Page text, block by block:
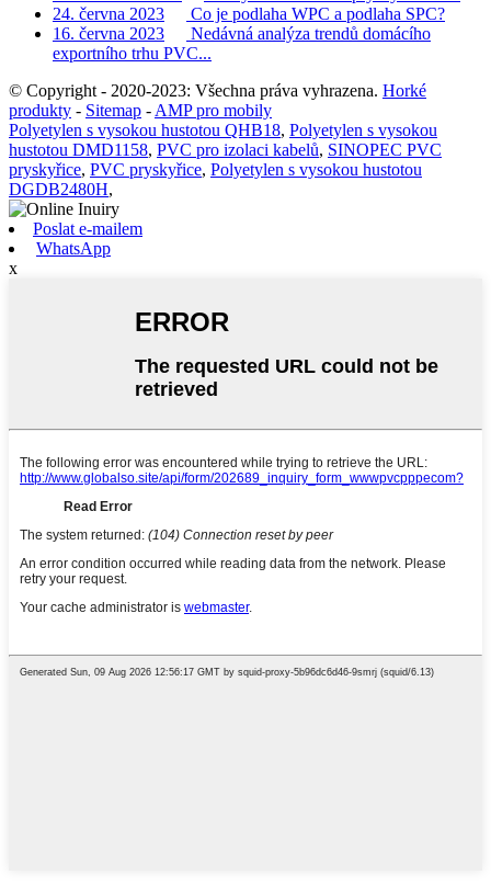
24. června 2023
Co je podlaha WPC a podlaha SPC?
16. června 2023
Nedávná analýza trendů domácího
exportního trhu PVC...
© Copyright - 2020-2023: Všechna práva vyhrazena. Horké
produkty - Sitemap - AMP pro mobily
Polyetylen s vysokou hustotou QHB18, Polyetylen s vysokou
hustotou DMD1158, PVC pro izolaci kabelů, SINOPEC PVC
pryskyřice, PVC pryskyřice, Polyetylen s vysokou hustotou
DGDB2480H,
Poslat e-mailem
WhatsApp
x